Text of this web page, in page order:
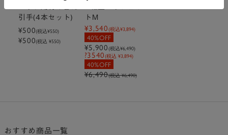
引手(4本セット)
¥500(税込¥550)
¥500(税込 ¥550)
トM
¥3,540(税込¥3,894)
40%OFF
¥5,900(税込¥6,490)
?3540(税込 ¥3,894)
40%OFF
¥6,490(税込 ¥6,490)
おすすめ商品一覧